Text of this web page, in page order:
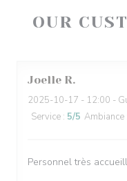
OUR
Joelle R
2025-10-17 - 12:00 -
Service : 5/5 Ambiance
Personnel très